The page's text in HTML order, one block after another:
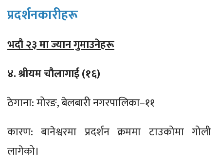
प्रदर्शनकारीहरू
भदौ २३ मा ज्यान गुमाउनेहरू
४. श्रीयम चौलागाई (१६)
ठेगाना: मोरङ, बेलबारी नगरपालिका–११
कारण: बानेश्वरमा प्रदर्शन क्रममा टाउकोमा गोली
लागेको।